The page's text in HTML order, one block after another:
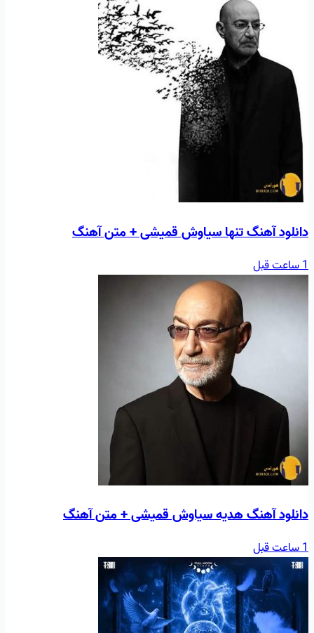
دانلود آهنگ تنها سیاوش قمیشی + متن آهنگ
1 ساعت قبل
دانلود آهنگ هديه سیاوش قمیشی + متن آهنگ
1 ساعت قبل